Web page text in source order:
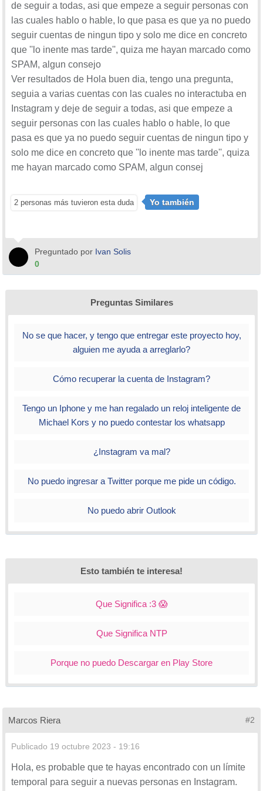
de seguir a todas, asi que empeze a seguir personas con
las cuales hablo o hable, lo que pasa es que ya no puedo
seguir cuentas de ningun tipo y solo me dice en concreto
que ''lo inente mas tarde'', quiza me hayan marcado como
SPAM, algun consejo
Ver resultados de Hola buen dia, tengo una pregunta,
seguia a varias cuentas con las cuales no interactuba en
Instagram y deje de seguir a todas, asi que empeze a
seguir personas con las cuales hablo o hable, lo que
pasa es que ya no puedo seguir cuentas de ningun tipo y
solo me dice en concreto que ''lo inente mas tarde'', quiza
me hayan marcado como SPAM, algun consej
2 personas más tuvieron esta duda Yo también
Preguntado por Ivan Solis
0
Preguntas Similares
No se que hacer, y tengo que entregar este proyecto hoy,
alguien me ayuda a arreglarlo?
Cómo recuperar la cuenta de Instagram?
Tengo un Iphone y me han regalado un reloj inteligente de
Michael Kors y no puedo contestar los whatsapp
¿Instagram va mal?
No puedo ingresar a Twitter porque me pide un código.
No puedo abrir Outlook
Esto también te interesa!
Que Significa :3 😱
Que Significa NTP
Porque no puedo Descargar en Play Store
Marcos Riera #2
Publicado 19 octubre 2023 - 19:16
Hola, es probable que te hayas encontrado con un límite
temporal para seguir a nuevas personas en Instagram.